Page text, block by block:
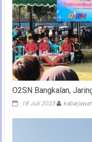
O2SN Bangkalan,
18 Juli 2023